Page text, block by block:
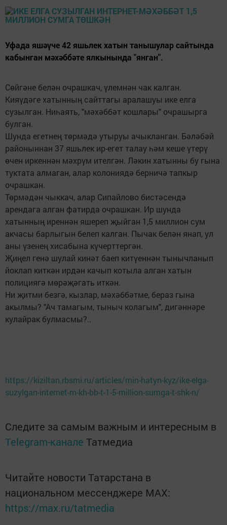
Уфада яшәүче 42 яшьлек хатын танышулар сайтында
кабынган мәхәббәте ялкынында "янган".
Сөйгәне белән очрашкач, үлемнән чак калган.
Кияүдәге хатынның сайттагы аралашуы ике елга
сузылган. Ниһаять, "мәхәббәт кошлары" очрашырга
булган.
Шунда егетнең төрмәдә утыруы ачыкланган. Бәләбәй
районыннан 37 яшьлек ир-егет талау һәм кеше үтерү
өчен иркеннән мәхрүм ителгән. Ләкин хатынны бу гына
туктата алмаган, алар колониядә берничә тапкыр
очрашкан.
Төрмәдән чыккач, алар Сипайлово бистәсендә
арендага алган фатирда очрашкан. Ир шунда
хатынның иреннән яшереп җыйган 1,5 миллион сум
акчасы барлыгын белеп калган. Пычак белән янап, ул
аны үзенең хисабына күчерттергән.
Җиңел генә шулай кинәт баеп китүеннән тынычланып
йоклап киткән ирдән качып котыла алган хатын
полициягә мөрәҗәгать иткән.
Ни җитми безгә, кызлар, мәхәббәтме, бераз гына
акылмы? "Ач тамагым, тыныч колагым", дигәннәре
кулайрак булмасмы?..
https://kiziltan.rbsmi.ru/articles/min-hatyn-kyz/ike-elga-
suzylgan-internet-m-kh-bb-t-1-5-million-sumga-t-shk-n/
Следите за самым важным и интересным в
Telegram-канале Татмедиа
Читайте новости Татарстана в
национальном мессенджере MАХ:
https://max.ru/tatmedia